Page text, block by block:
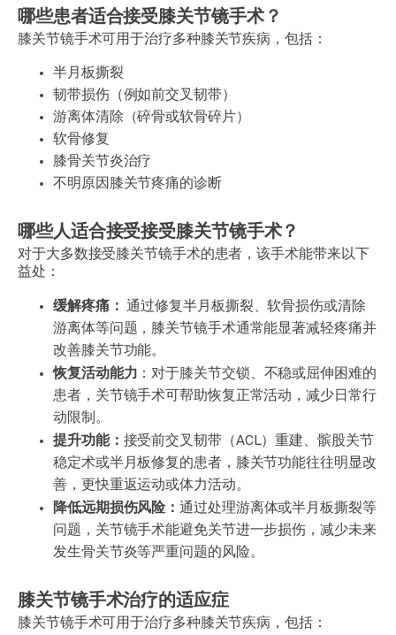
哪些患者适合接受膝关节镜手术？
膝关节镜手术可用于治疗多种膝关节疾病，包括：
半月板撕裂
韧带损伤（例如前交叉韧带）
游离体清除（碎骨或软骨碎片）
软骨修复
膝骨关节炎治疗
不明原因膝关节疼痛的诊断
哪些人适合接受接受膝关节镜手术？
对于大多数接受膝关节镜手术的患者，该手术能带来以下
益处：
缓解疼痛： 通过修复半月板撕裂、软骨损伤或清除
游离体等问题，膝关节镜手术通常能显著减轻疼痛并
改善膝关节功能。
恢复活动能力 ：对于膝关节交锁、不稳或屈伸困难的
患者，关节镜手术可帮助恢复正常活动，减少日常行
动限制。
提升功能： 接受前交叉韧带（ACL）重建、髌股关节
稳定术或半月板修复的患者，膝关节功能往往明显改
善，更快重返运动或体力活动。
降低远期损伤风险：通过处理游离体或半月板撕裂等
问题，关节镜手术能避免关节进一步损伤，减少未来
发生骨关节炎等严重问题的风险。
膝关节镜手术治疗的适应症
膝关节镜手术可用于治疗多种膝关节疾病，包括：